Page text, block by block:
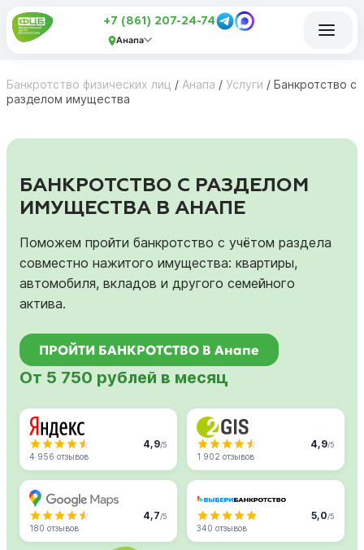
+7 (861) 207-24-74
Анапа
Банкротство физических лиц / Анапа / Услуги / Банкротство с
разделом имущества
БАНКРОТСТВО С РАЗДЕЛОМ
ИМУЩЕСТВА В АНАПЕ
Поможем пройти банкротство с учётом раздела
совместно нажитого имущества: квартиры,
автомобиля, вкладов и другого семейного
актива.
ПРОЙТИ БАНКРОТСТВО В Анапе
От 5 750 рублей в месяц
4,9/5
4 956 отзывов
4,9/5
1 902 отзывов
4,7/5
180 отзывов
5,0/5
340 отзывов